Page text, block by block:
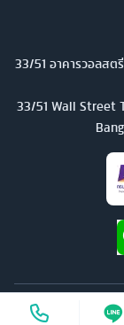
33/51 อาคารวอลสต
33/51 Wall Street
2026